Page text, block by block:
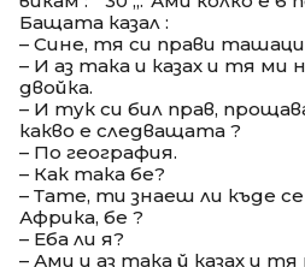
Бащата казал :
– Сине, тя си прави
– И аз така и казах и тя ми
двойка.
– И тук си бил прав,
какво е следващата ?
– По география.
– Как така бе?
– Тате, ти знаеш ли къде
Африка, бе ?
– Еба ли я?
– Ами и аз така й казах и